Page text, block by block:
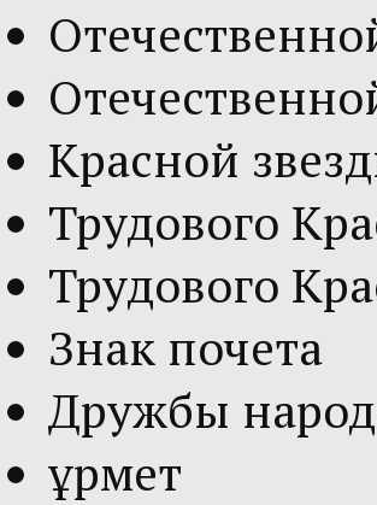
Красной
Трудового
Трудового
Знак почета
Дружбы
Құрмет